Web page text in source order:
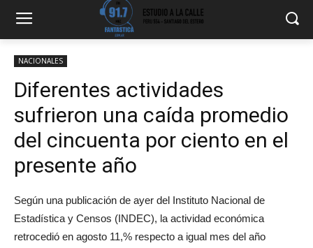
NACIONALES
Diferentes actividades
sufrieron una caída promedio
del cincuenta por ciento en el
presente año
Según una publicación de ayer del Instituto Nacional de
Estadística y Censos (INDEC), la actividad económica
retrocedió en agosto 11,% respecto a igual mes del año